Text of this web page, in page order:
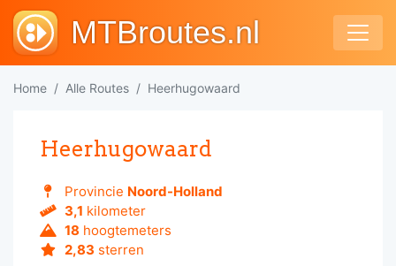
MTBroutes.nl
Home Alle Routes Heerhugowaard
Heerhugowaard
Provincie Noord-Holland
3,1 kilometer
18 hoogtemeters
2,83 sterren